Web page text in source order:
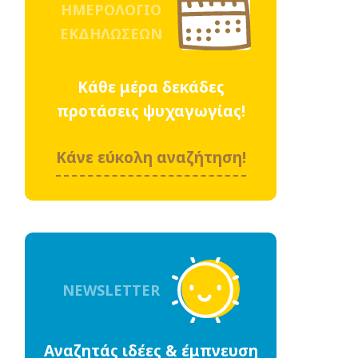
ΗΜΕΡΟΛΟΓΙΟ
ΕΚΔΗΛΩΣΕΩΝ
Κάθε μέρα δεκάδες
προτάσεις ψυχαγωγίας!
Κάνε εύκολη αναζήτηση!
NEWSLETTER
Αναζητάς ιδέες & έμπνευση